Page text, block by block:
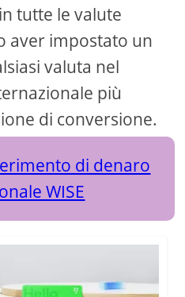
tutte le valute
aver impostato un
valuta nel
più
di conversione.
di denaro
WISE